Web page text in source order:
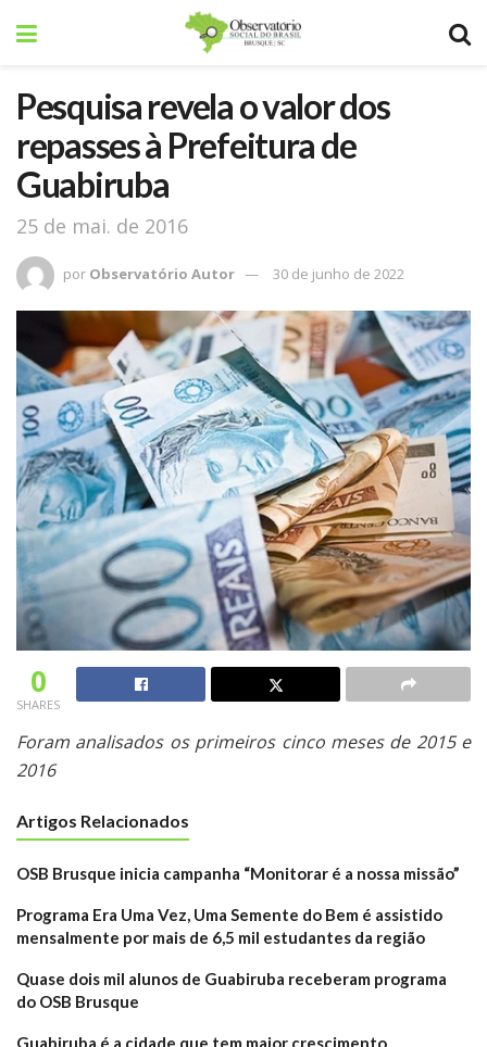
Pesquisa revela o valor dos
repasses à Prefeitura de
Guabiruba
25 de mai. de 2016
por Observatório Autor 30 de junho de 2022
0
SHARES
Foram analisados os primeiros cinco meses de 2015 e
2016
Artigos Relacionados
OSB Brusque inicia campanha “Monitorar é a nossa missão”
Programa Era Uma Vez, Uma Semente do Bem é assistido
mensalmente por mais de 6,5 mil estudantes da região
Quase dois mil alunos de Guabiruba receberam programa
do OSB Brusque
Guabiruba é a cidade que tem maior crescimento